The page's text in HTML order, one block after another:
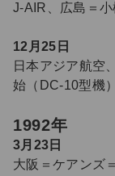
J-AIR、広島＝小
12月25日
日本アジア航空
始（DC-10型機）
1992年
3月23日
大阪＝ケアンズ